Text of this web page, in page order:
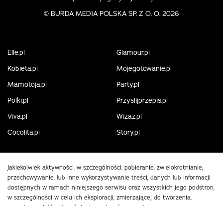
© BURDA MEDIA POLSKA SP. Z O. O. 2026
Elle.pl
Glamour.pl
Kobieta.pl
Mojegotowanie.pl
Mamotoja.pl
Party.pl
Polki.pl
Przyslijprzepis.pl
Viva.pl
Wizaz.pl
Cocolita.pl
Story.pl
Jakiekolwiek aktywności, w szczególności: pobieranie, zwielokrotnianie,
przechowywanie, lub inne wykorzystywanie treści, danych lub informacji
dostępnych w ramach niniejszego serwisu oraz wszystkich jego podstron,
w szczególności w celu ich eksploracji, zmierzającej do tworzenia,